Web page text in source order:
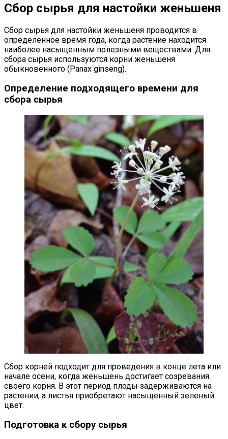
Сбор сырья для настойки женьшеня
Сбор сырья для настойки женьшеня проводится в
определенное время года, когда растение находится
наиболее насыщенным полезными веществами. Для
сбора сырья используются корни женьшеня
обыкновенного (Panax ginseng).
Определение подходящего времени для
сбора сырья
Сбор корней подходит для проведения в конце лета или
начале осени, когда женьшень достигает созревания
своего корня. В этот период плоды задерживаются на
растении, а листья приобретают насыщенный зеленый
цвет.
Подготовка к сбору сырья